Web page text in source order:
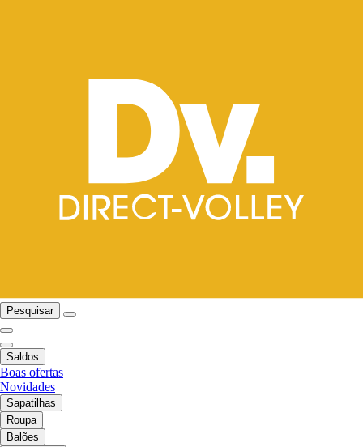
Pesquisar
Saldos
Boas ofertas
Novidades
Sapatilhas
Roupa
Balões